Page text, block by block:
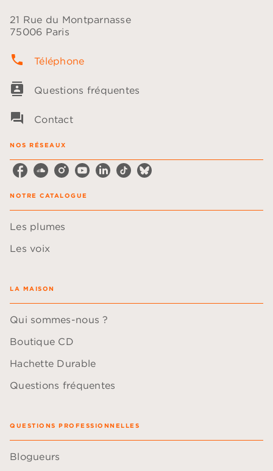
21 Rue du Montparnasse
75006 Paris
phone Téléphone
contacts Questions fréquentes
question_answer Contact
NOS RÉSEAUX
NOTRE CATALOGUE
Les plumes
Les voix
LA MAISON
Qui sommes-nous ?
Boutique CD
Hachette Durable
Questions fréquentes
QUESTIONS PROFESSIONNELLES
Blogueurs